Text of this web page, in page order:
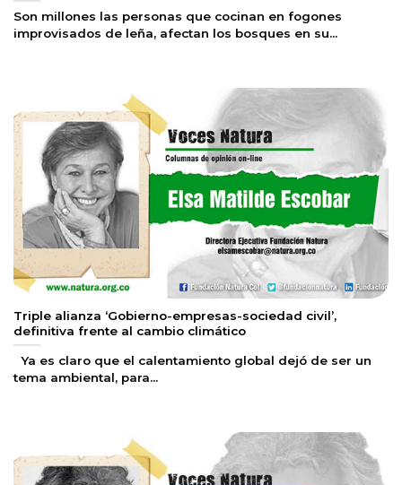
Son millones las personas que cocinan en fogones
improvisados de leña, afectan los bosques en su...
Triple alianza ‘Gobierno-empresas-sociedad civil’,
definitiva frente al cambio climático
Ya es claro que el calentamiento global dejó de ser un
tema ambiental, para...